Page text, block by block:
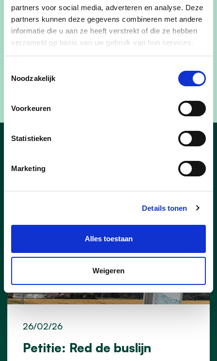
partners voor social media, adverteren en analyse. Deze
partners kunnen deze gegevens combineren met andere
informatie die u aan ze heeft verstrekt of die ze hebben
verzameld op basis van uw gebruik van hun services.
Noodzakelijk
Voorkeuren
Statistieken
Marketing
Details tonen
Alles toestaan
Weigeren
kan een gratis kaarsje afhalen aan het onthaal in
AC Nieuwstraat, academie, bibliotheek, CC Jan
Tervaert, woonzorgcentrum Meulenbroek en
Nieuws uit Hamme
Petitie: Red de buslijn
26/02/26